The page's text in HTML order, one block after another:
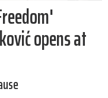
opens at